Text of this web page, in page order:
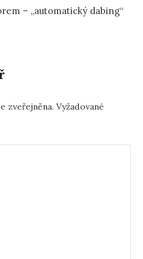
– „automatický dabing“
zveřejněna. Vyžadované